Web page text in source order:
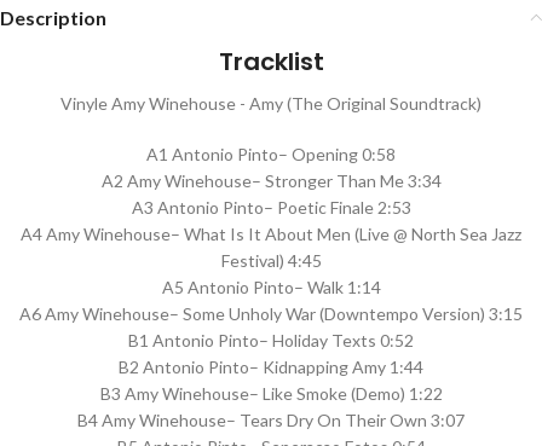
Description
Tracklist
Vinyle Amy Winehouse - Amy (The Original Soundtrack)
A1 Antonio Pinto– Opening 0:58
A2 Amy Winehouse– Stronger Than Me 3:34
A3 Antonio Pinto– Poetic Finale 2:53
A4 Amy Winehouse– What Is It About Men (Live @ North Sea Jazz
Festival) 4:45
A5 Antonio Pinto– Walk 1:14
A6 Amy Winehouse– Some Unholy War (Downtempo Version) 3:15
B1 Antonio Pinto– Holiday Texts 0:52
B2 Antonio Pinto– Kidnapping Amy 1:44
B3 Amy Winehouse– Like Smoke (Demo) 1:22
B4 Amy Winehouse– Tears Dry On Their Own 3:07